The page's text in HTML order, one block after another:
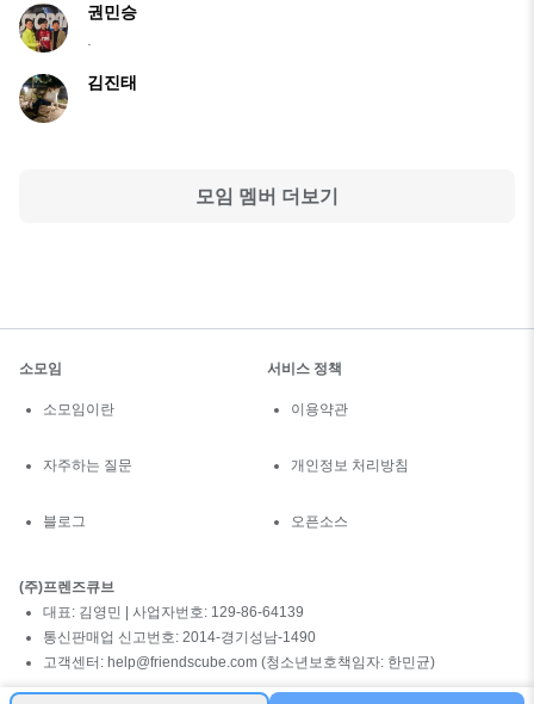
권민승
.
김진태
모임 멤버 더보기
소모임
소모임이란
자주하는 질문
블로그
서비스 정책
이용약관
개인정보 처리방침
오픈소스
(주)프렌즈큐브
대표: 김영민 | 사업자번호: 129-86-64139
통신판매업 신고번호: 2014-경기성남-1490
고객센터: help@friendscube.com (청소년보호책임자: 한민균)